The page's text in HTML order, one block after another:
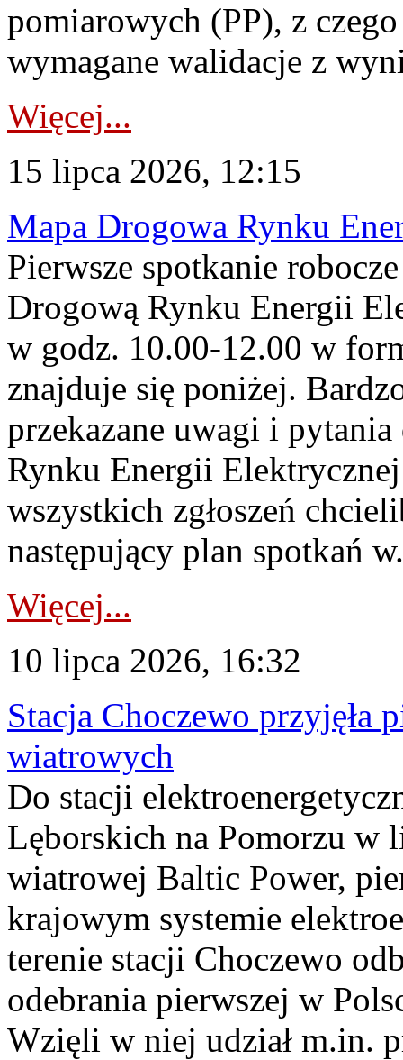
pomiarowych (PP), z
wymagane walidacje z
Więcej...
15 lipca 2026, 12:15
Mapa Drogowa Rynku
Pierwsze spotkanie
Drogową Rynku Energii
w godz. 10.00-12.00 w
znajduje się poniżej.
przekazane uwagi i
Rynku Energii
wszystkich zgłoszeń
następujący plan spotkań
Więcej...
10 lipca 2026, 16:32
Stacja Choczewo przyjęła
wiatrowych
Do stacji
Lęborskich na Pomorzu w
wiatrowej Baltic Power,
krajowym systemie
terenie stacji Choczewo
odebrania pierwszej w
Wzięli w niej udział m.in.